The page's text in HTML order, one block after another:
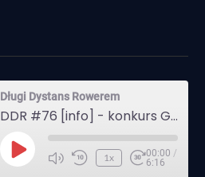
Długi Dystans Rowerem
DDR #76 [info] - konkurs Gravel Attack, Varmia Gravel, Bike Expo, Inspire India Ultra Race
Play
1x 00:00 /
6:16